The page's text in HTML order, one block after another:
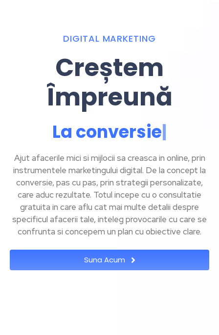
DIGITAL MARKETING
Creștem
Împreună
La conversie|
Ajut afacerile mici si mijlocii sa creasca in online, prin
instrumentele marketingului digital. De la concept la
conversie, pas cu pas, prin strategii personalizate,
care aduc rezultate. Totul incepe cu o consultatie
gratuita in care aflu cat mai multe detalii despre
specificul afacerii tale, inteleg provocarile cu care se
confrunta si concepem un plan cu obiective clare.
Suna Acum